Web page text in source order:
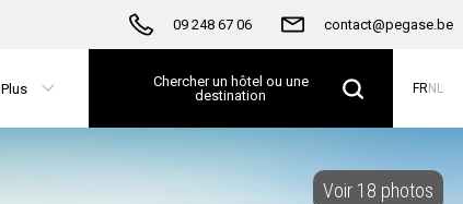
09 248 67 06 contact@pegase.be
Plus
Chercher un hôtel ou une
destination
FRNL
Voir 18 photos